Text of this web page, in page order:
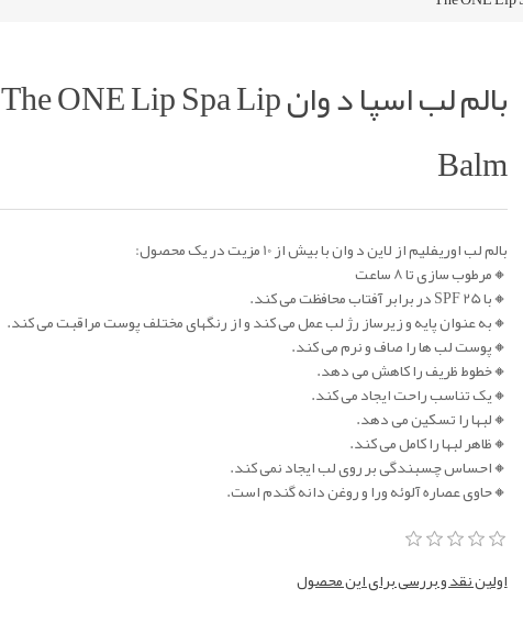
بالم لب اسپا د وان The ONE Lip Spa Lip
Balm
بالم لب اوریفلیم از لاین د وان با بیش از 10 مزیت در یک محصول:
🔸مرطوب سازی تا 8 ساعت
🔸با SPF 25 در برابر آفتاب محافظت می کند.
🔸به عنوان پایه و زیرساز رژ لب عمل می کند و از رنگهای مختلف پوست مراقبت می کند.
🔸پوست لب ها را صاف و نرم می کند.
🔸خطوط ظریف را کاهش می دهد.
🔸یک تناسب راحت ایجاد می کند.
🔸لبها را تسکین می دهد.
🔸ظاهر لبها را کامل می کند.
🔸احساس چسبندگی بر روی لب ایجاد نمی کند.
🔸حاوی عصاره آلوئه ورا و روغن دانه گندم است.
اولین نقد و بررسی برای این محصول